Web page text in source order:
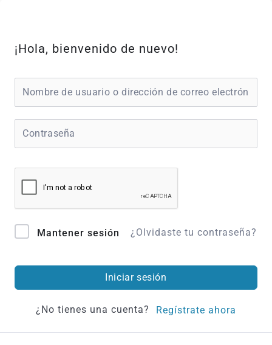
contenido
¡Hola, bienvenido de nuevo!
Mantener sesión ¿Olvidaste tu contraseña?
Iniciar sesión
¿No tienes una cuenta? Regístrate ahora